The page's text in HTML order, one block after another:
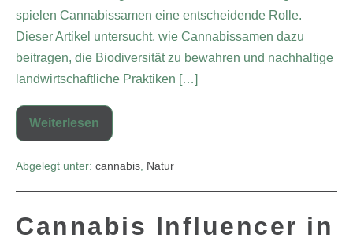
spielen Cannabissamen eine entscheidende Rolle.
Dieser Artikel untersucht, wie Cannabissamen dazu
beitragen, die Biodiversität zu bewahren und nachhaltige
landwirtschaftliche Praktiken […]
Weiterlesen
Abgelegt unter: cannabis Natur
Cannabis Influencer in